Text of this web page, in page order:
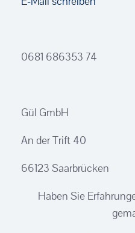
0681 686353 74
Gül GmbH
An der Trift 40
66123 Saarbrücken
Haben Sie